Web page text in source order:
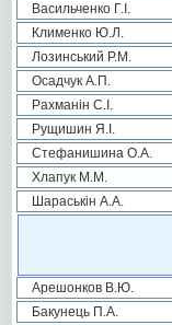
Васильченко Г.І.
Клименко Ю.Л.
Лозинський Р.М.
Осадчук А.П.
Рахманін С.І.
Рущишин Я.І.
Стефанишина О.А.
Хлапук М.М.
Шараськін А.А.
Арешонков В.Ю.
Бакунець П.А.